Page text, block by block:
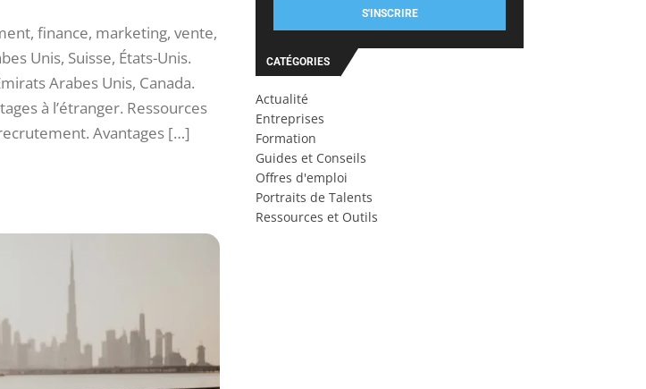
finance, marketing, vente,
Unis, Suisse, États-Unis.
Arabes Unis, Canada.
à l’étranger. Ressources
Avantages […]
S'INSCRIRE
CATÉGORIES
Actualité
Entreprises
Formation
Guides et Conseils
Offres d'emploi
Portraits de Talents
Ressources et Outils